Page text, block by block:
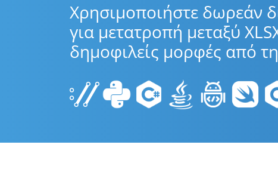
Χρησιμοποιήστε δωρεάν
για μετατροπή μεταξύ
δημοφιλείς μορφές από